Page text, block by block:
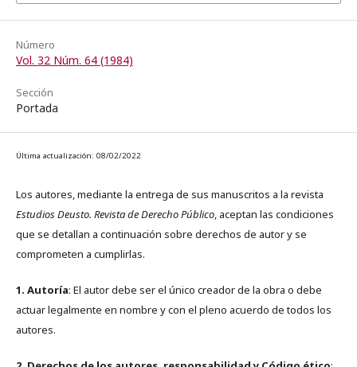
Número
Vol. 32 Núm. 64 (1984)
Sección
Portada
Última actualización: 08/02/2022
Los autores, mediante la entrega de sus manuscritos a la revista
Estudios Deusto. Revista de Derecho Público, aceptan las condiciones
que se detallan a continuación sobre derechos de autor y se
comprometen a cumplirlas.
1. Autoría: El autor debe ser el único creador de la obra o debe
actuar legalmente en nombre y con el pleno acuerdo de todos los
autores.